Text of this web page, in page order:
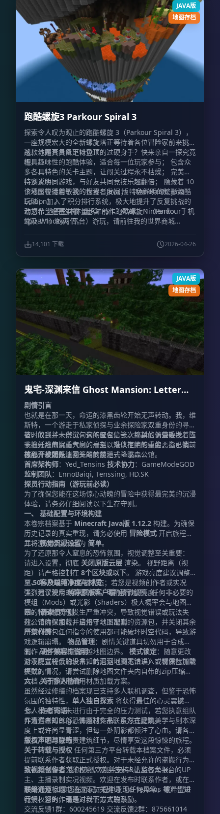
JAVA版
地图存档
跑酷螺旋3 Parkour Spiral 3
探索令人叹为观止的跑酷螺旋 3（Parkour Spiral 3），
一座规模宏大的全新螺旋塔正等待着各位冒险家前来挑
战！你是否具备足以登顶的过硬身手？快来亲自一探究竟
吧！
这款地图具备以下特色：
极具趣味性的跑酷体验，适合每一位玩家参与； 包含众
多各具特色的关卡主题，让闯关过程永不枯燥； 完美支
持多人协同游戏，与好友共同竞技乐趣翻倍； 隐藏着 10
个彩蛋等待着敏锐的探索者发掘； 特色鲜明的蛇形跑酷
玩法； 加入了积分排行系统，极大地提升了反复挑战的
动力； 地图整体体量超过前作跑酷螺旋 1（Parkour
Spiral 1）的两倍。
特别说明：
该地图仅适用于我的世界：Java 版（Minecraft: Java
Edition）。
若您希望在基岩版（包含 PS4、Xbox、Nintendo、手机
端及 Windows 平台）游玩，请前往我的世界商城
14,101 下载 2026-04-26
JAVA版
地图存档
鬼宅-深渊来信 Ghost Mansion: Letter
from the Abyss
剧情引言
也就是在那一天，命运的漆黑齿轮开始无声转动。我，维
斯特，一个游走于私家侦探与业余探险家双重身份的寻觅
者，收到了一份沉甸甸的匿名信笺。那封信仿佛散发着陈
于旧纸堆的腐朽气息，雇主以难以拒绝的重金，指引我前
往那个被郊外迷雾笼罩的禁地——汉森公馆。
彼时的我并未察觉，这不仅仅是一次简单的调查委托。当
我推开那扇沉重大门的一刻，潜伏在阴影中的恶意已悄然
苏醒，一场无法回头的梦魇正式降临……
核心开发团队
首席架构师：Yed_Tensins 技术协力：GameModeGOD
监制团队：EnnoBaiqi, Tenssing, HD.SK
探员行动指南（游玩前必读）
为了确保您能在这场惊心动魄的冒险中获得最完美的沉浸
体验，请务必仔细阅读以下生存守则。
一、 基础配置与环境构建
本卷宗档案基于 Minecraft Java版 1.12.2 构建。为确保
历史记录的真实重现，请务必使用 冒险模式 开启旅程，
并将游戏难度锁定为 简单。
二、 视觉沉浸设置
为了还原那令人窒息的恐怖氛围，视觉调整至关重要：
请进入设置，彻底 关闭原版云层 渲染。 视野距离（视
距）请严格控制在 8个区块或以下。 游戏亮度建议调整
至50%及以下的昏暗状态；若您是视频创作者或实况
主，为了观众的观感体验，可酌情微调亮度。
三、 客户端纯净度与材质
强烈建议使用纯净原版客户端运行地图。任何非必要的
模组（Mods）或光影（Shaders）极大概率会与地图自
带的特制材质包发生严重冲突，导致视觉错误或玩法失
效。请确保加载并启用了地图配套的资源包，并关闭其余
所有材质包。
四、 调查员守则
在公馆内探索时，请恪守以下准则：
严禁作弊：任何指令的使用都可能破坏时空代码，导致游
戏逻辑崩塌。 物品管理：剧情关键道具切勿用于合成台
制作，也不要试图翻越地图边界。 模式锁定：随意更改
游戏模式将会触发未知的厄运（脚本错误），请保持冒险
模式。
五、 硬件兼容性说明
对于配置较低的设备，若遇到地图无法进入或材质包加载
失败的情况，请尝试删除地图文件夹内自带的zip压缩包
文档，转而使用备用材质加载方案。
六、 关于多人协作
虽然经过修缮的档案现已支持多人联机调查，但鉴于恐怖
氛围的独特性， 单人独自探索 将获得最佳的心灵震撼。
多人模式下尚未进行由于完全的压力测试，若您执意组队
并遭遇未知Bug，请通过文末联系方式反馈。
七、 作者寄语
作为作者的首部恐怖题材作品，虽然在建筑美学与剧本深
度上或许尚显青涩，但每一处阴影都倾注了心血。请各位
探员不必过分苛责建筑细节，尽情享受这段惊悚的旅程。
版权声明与联络
关于转载与授权 任何第三方平台转载本档案文件，必须
提前联系作者获取正式授权。对于未经允许的盗搬行为，
我们将保留追究的权利，欢迎各界人士监督举报。
致视频创作者我们热烈欢迎并支持B站及各大平台的UP
主、主播录制实况视频。欢迎在发布时联系作者，或在视
频简介及标题中通过添加关键词（如 Tensins 等）告知
我们，您的作品是对我们最大的鼓励。
联络通道如果您在游玩过程中发现任何异常，或希望进
行授权咨询，请通过以下方式联系：
交流反馈1群：600245619 交流反馈2群：875661014